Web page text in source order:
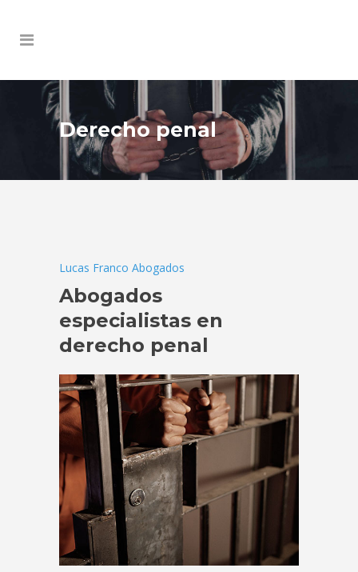
Derecho penal
Lucas Franco Abogados
Abogados
especialistas en
derecho penal